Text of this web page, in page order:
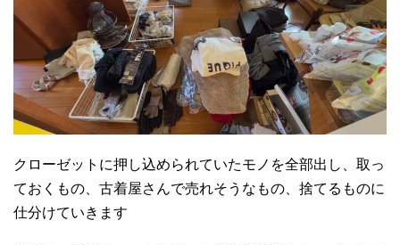
クローゼットに押し込められていたモノを全部出し、取っ
ておくもの、古着屋さんで売れそうなもの、捨てるものに
仕分けていきます